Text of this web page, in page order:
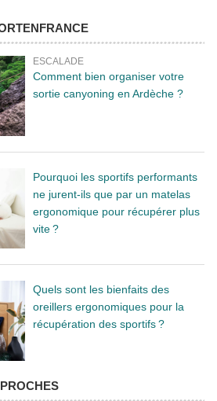
ESCALADE
Comment bien organiser votre
sortie canyoning en Ardèche ?
Pourquoi les sportifs performants
ne jurent-ils que par un matelas
ergonomique pour récupérer plus
vite ?
Quels sont les bienfaits des
oreillers ergonomiques pour la
récupération des sportifs ?